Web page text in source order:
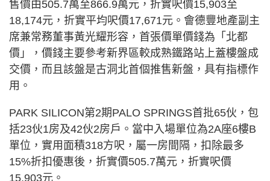
售價由505.7萬至866.9萬元，折實呎價15,903至
18,174元，折實平均呎價17,671元。會德豐地產副主
席兼常務董事黃光耀形容，首張價單價錢為「北都
價」，價錢主要參考新界區較成熟鐵路站上蓋樓盤成
交價，而且該盤是古洞北首個推售新盤，具有指標作
用。
PARK SILICON第2期PALO SPRINGS首批65伙，包
括23伙1房及42伙2房戶。當中入場單位為2A座6樓B
單位，實用面積318方呎，屬一房間隔，扣除最多
15%折扣優惠後，折實價505.7萬元，折實呎價
15,903元。